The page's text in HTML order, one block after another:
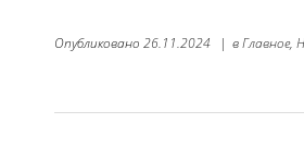
Опубликовано 26.11.2024 | вГлавное,